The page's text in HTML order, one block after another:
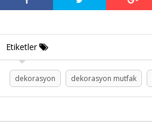
Etiketler
dekorasyon dekorasyon mutfak